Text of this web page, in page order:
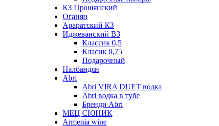
КЗ Прошянский
Оганян
Араратский КЗ
Иджеванский ВЗ
Классик 0,5
Класик 0,75
Подарочный
Налбандян
Abri
Abri VIRA DUET водка
Abri водка в тубе
Бренди Abri
МЕЦ СЮНИК
Armenia wine